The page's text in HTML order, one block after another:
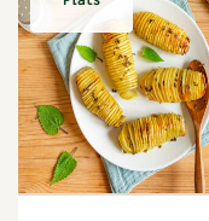
Muret
Muscade
Musique
Narcisse
Nature
Nettoyage